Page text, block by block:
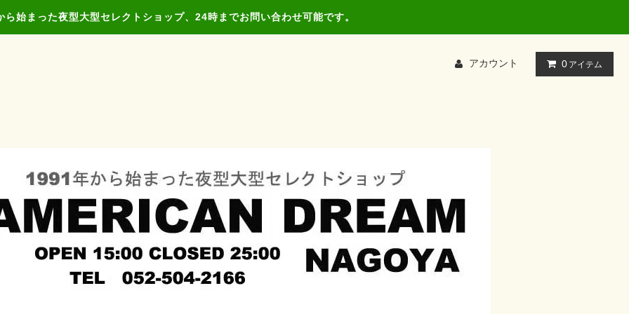
ら始まった夜型大型セレクトショップ、24時までお問い合わせ可能です。
アカウント 0 アイテム